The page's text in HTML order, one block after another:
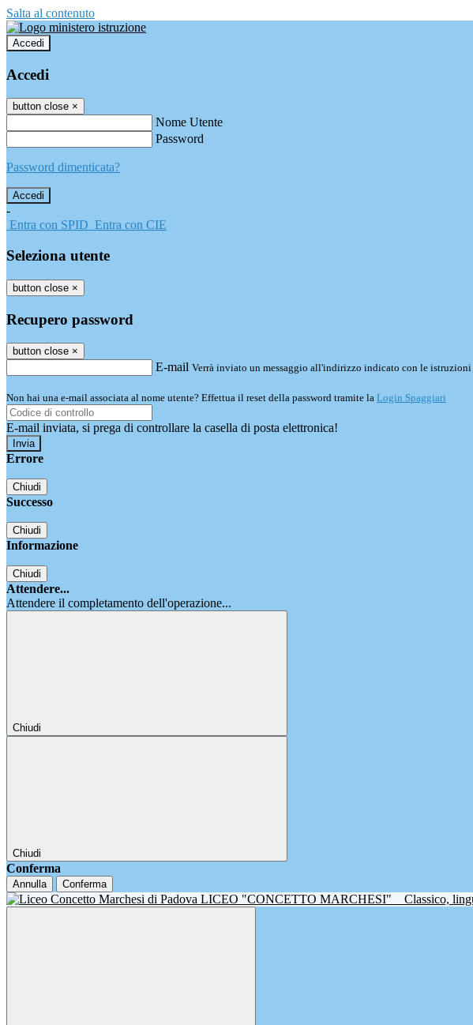
Salta al contenuto
Accedi
Accedi
button close ×
Nome Utente
Password
Password dimenticata?
-
Entra con SPID Entra con CIE
Seleziona utente
button close ×
Recupero password
button close ×
E-mail Verrà inviato un messaggio all'indirizzo indicato con le istruzioni
Non hai una e-mail associata al nome utente? Effettua il reset della password tramite la Login Spaggiari
E-mail inviata, si prega di controllare la casella di posta elettronica!
Errore
Chiudi
Successo
Chiudi
Informazione
Chiudi
Attendere...
Attendere il completamento dell'operazione...
Chiudi
Chiudi
Conferma
Annulla Conferma
LICEO "CONCETTO MARCHESI" Classico,